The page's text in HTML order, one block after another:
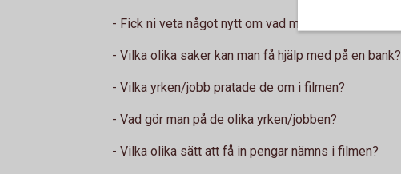
- Fick ni veta något nytt om vad man gör på en bank?
- Vilka olika saker kan man få hjälp med på en bank?
- Vilka yrken/jobb pratade de om i filmen?
- Vad gör man på de olika yrken/jobben?
- Vilka olika sätt att få in pengar nämns i filmen?